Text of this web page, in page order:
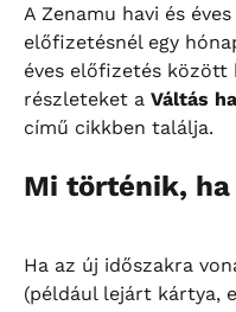
A Zenamu havi és
előfizetésnél egy
éves előfizetés
részleteket a Váltás
című cikkben találja.
Mi történik,
Ha az új időszakra
(például lejárt kártya,